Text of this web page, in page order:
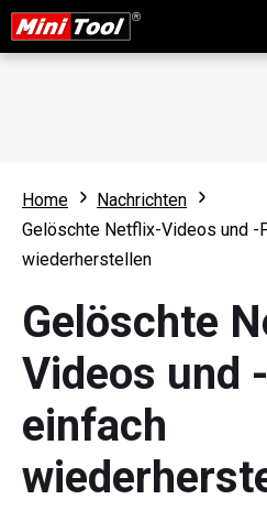
Home
Nachrichten
Gelöschte Netflix-Videos und -
wiederherstellen
Gelöschte
Videos und
einfach